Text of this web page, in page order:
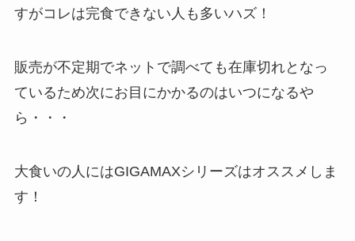
すがコレは完食できない人も多いハズ！
販売が不定期でネットで調べても在庫切れとなっ
ているため次にお目にかかるのはいつになるや
ら・・・
大食いの人にはGIGAMAXシリーズはオススメしま
す！